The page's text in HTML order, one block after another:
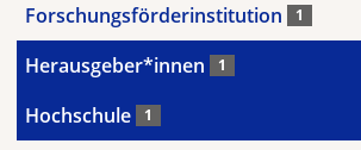
Forschungsförderinstitution 1
Herausgeber*innen 1
Hochschule 1